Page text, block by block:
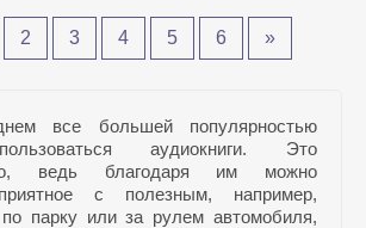
2 3 4 5 6 »
все большей популярностью
аудиокниги. Это
ведь благодаря им можно
с полезным, например,
по парку или за рулем автомобиля,